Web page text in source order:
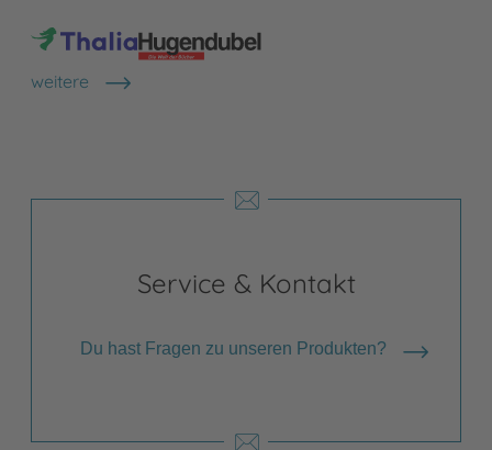
weitere
Shops anzeigen
Service & Kontakt
Du hast Fragen zu unseren Produkten?